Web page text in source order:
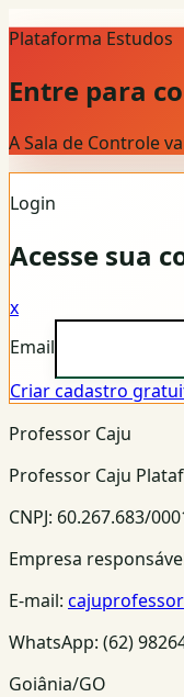
Plataforma Estudos
Entre para
A Sala de Controle
Login
Acesse sua
x
Email
Criar cadastro
Professor Caju
Professor Caju
CNPJ: 60.267.683/
Empresa
E-mail:
WhatsApp: (62)
Goiânia/GO